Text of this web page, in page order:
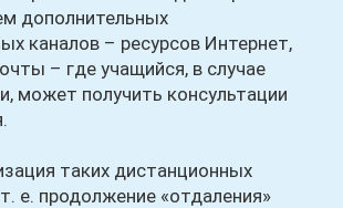
дополнительных
каналов – ресурсов Интернет,
– где учащийся, в случае
может получить консультации
таких дистанционных
е. продолжение «отдаления»